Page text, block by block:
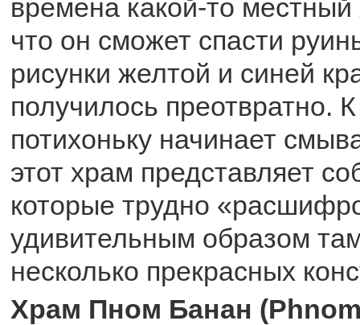
времена какой-то
что он сможет спасти
рисунки желтой и синей
получилось преотвратно.
потихоньку начинает
этот храм представляет
которые трудно
удивительным образом
несколько прекрасных
Храм Пном Банан